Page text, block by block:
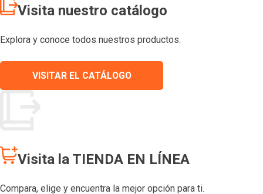
Visita nuestro catálogo
Explora y conoce todos nuestros productos.
VISITAR EL CATÁLOGO
Visita la TIENDA EN LÍNEA
Compara, elige y encuentra la mejor opción para ti.